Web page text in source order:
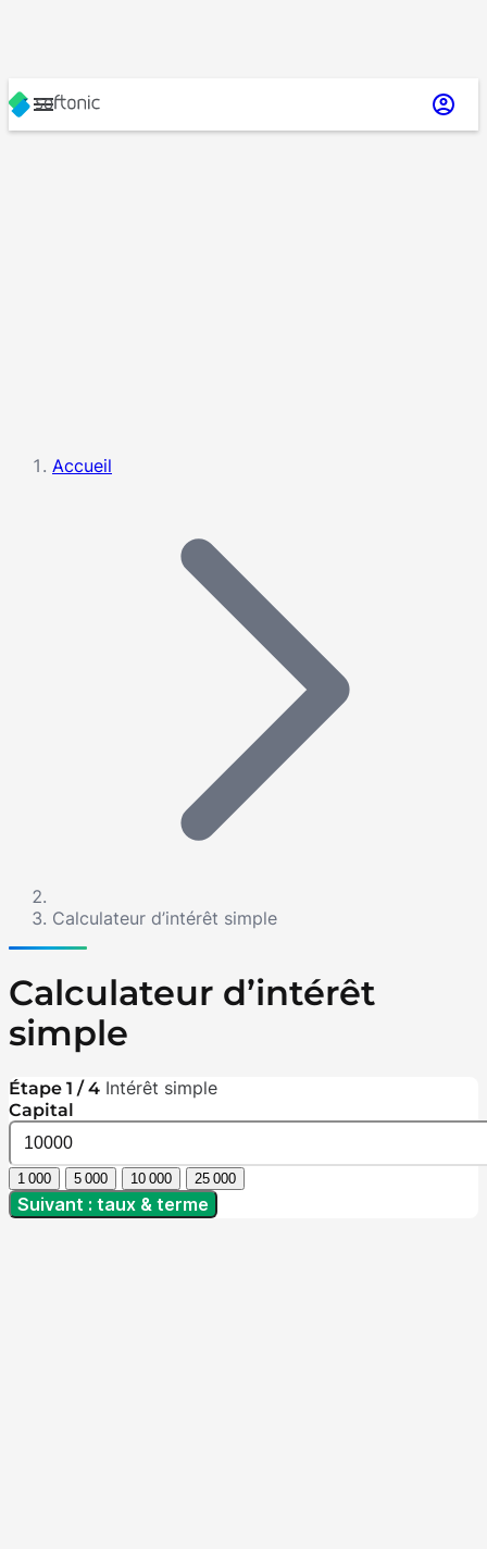
Accueil
Calculateur d’intérêt simple
Calculateur d’intérêt
simple
Étape 1 / 4 Intérêt simple
Capital
1 000 5 000 10 000 25 000
Suivant : taux & terme